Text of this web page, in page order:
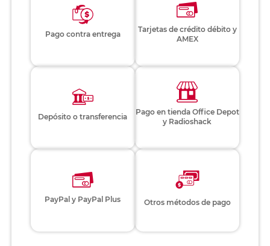
Pago contra entrega
Tarjetas de crédito débito y
AMEX
Depósito o transferencia
Pago en tienda Office Depot
y Radioshack
PayPal y PayPal Plus Otros métodos de pago